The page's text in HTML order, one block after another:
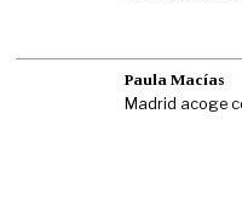
Paula Macías
Madrid acoge